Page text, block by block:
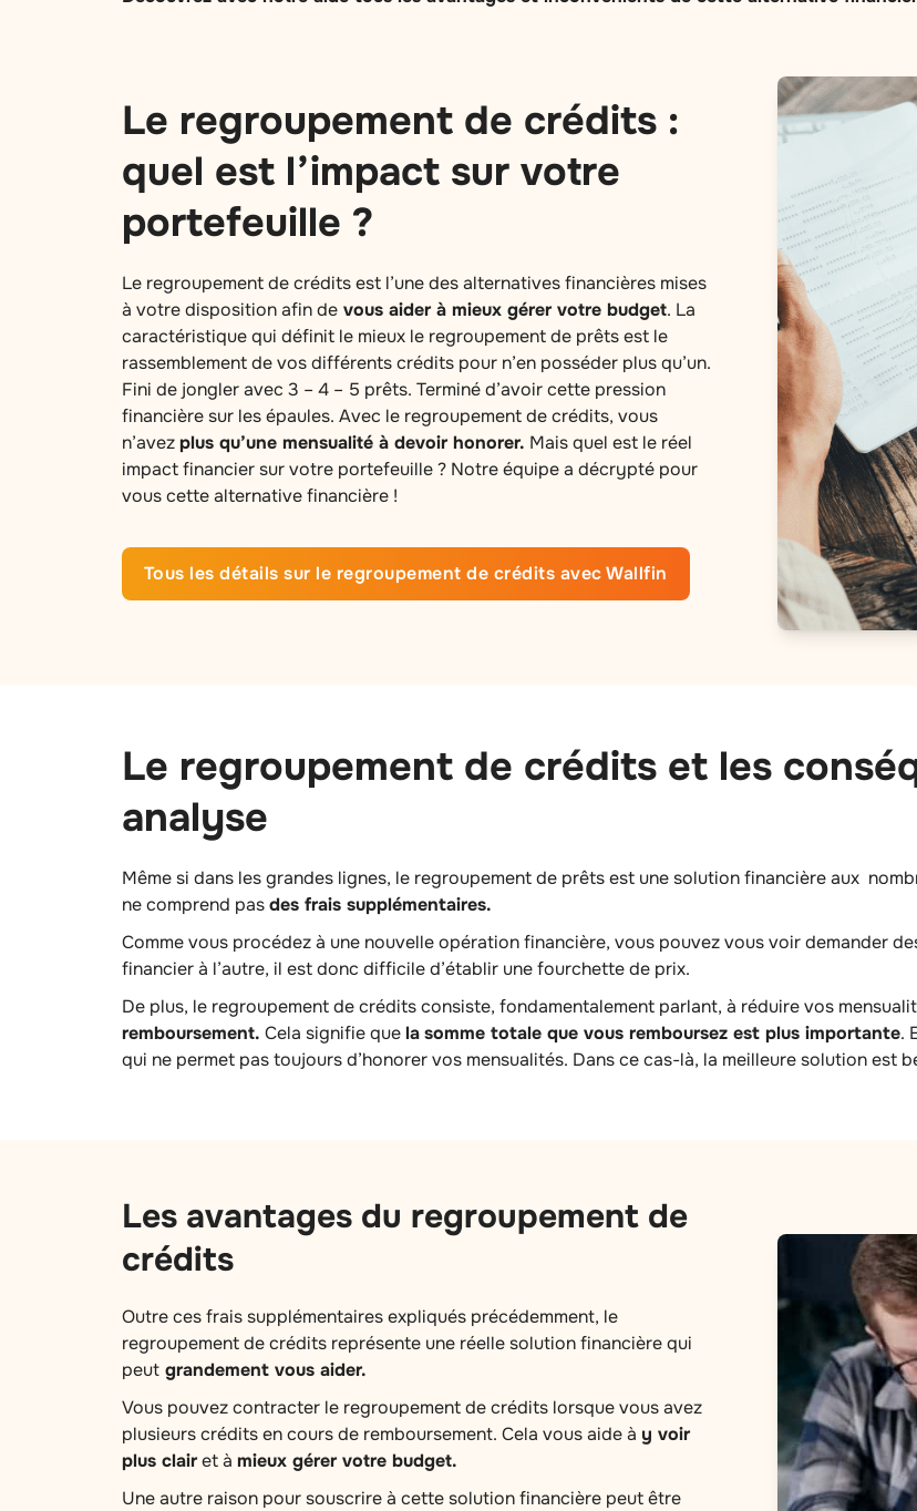
Le regroupement de crédits :
quel est l’impact sur votre
portefeuille ?
Le regroupement de crédits est l’une des alternatives financières mises
à votre disposition afin devous aider à mieux gérer votre budget. La
caractéristique qui définit le mieux le regroupement de prêts est le
rassemblement de vos différents crédits pour n’en posséder plus qu’un.
Fini de jongler avec 3 – 4 – 5 prêts. Terminé d’avoir cette pression
financière sur les épaules. Avec le regroupement de crédits, vous
n’avezplus qu’une mensualité à devoir honorer. Mais quel est le réel
impact financier sur votre portefeuille ? Notre équipe a décrypté pour
vous cette alternative financière !
Tous les détails sur le regroupement de crédits avec Wallfin
Le regroupement de crédits et les
analyse
Même si dans les grandes lignes, le regroupement de prêts est une solution financière aux
ne comprend pasdes frais supplémentaires.
Comme vous procédez à une nouvelle opération financière, vous pouvez vous voir demander
financier à l’autre, il est donc difficile d’établir une fourchette de prix.
De plus, le regroupement de crédits consiste, fondamentalement parlant, à réduire vos
remboursement. Cela signifie quela somme totale que vous remboursez est plus importante.
qui ne permet pas toujours d’honorer vos mensualités. Dans ce cas-là, la meilleure solution est
Les avantages du regroupement de
crédits
Outre ces frais supplémentaires expliqués précédemment, le
regroupement de crédits représente une réelle solution financière qui
peutgrandement vous aider.
Vous pouvez contracter le regroupement de crédits lorsque vous avez
plusieurs crédits en cours de remboursement. Cela vous aide à y voir
plus clairet à mieux gérer votre budget.
Une autre raison pour souscrire à cette solution financière peut être